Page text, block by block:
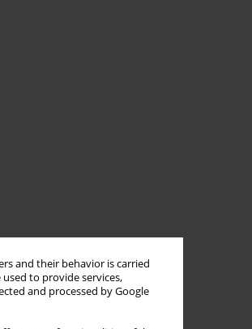
and their behavior is carried
to provide services,
and processed by Google